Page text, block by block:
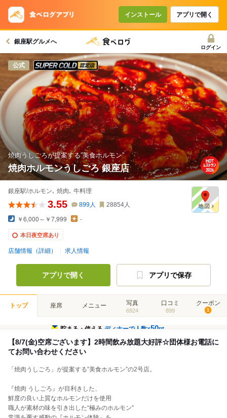
インストール アプリで開く
銀座駅グルメへ
ログイン
公式 スーパードライ SUPER COLD認定店
焼肉うしごろが提案する”美食ホルモン”
焼肉ホルモンうしごろ 銀座店
銀座駅/ホルモン､ 焼肉､ 牛料理
3.55 899人 28854人
￥6,000～￥7,999 -
本日夜空席あり
店舗情報（詳細） 求人情報
アプリで開く アプリで保存
トップ 座席 メニュー 写真
6924
口コミ
899
クーポン
1
貯まる・使えるディナーで人数×50pt
【8/7(金)空席ございます】2時間飲み放題大好評☆団体様お電話に
てお問い合わせください
「焼肉うしごろ」が提案する”美食ホルモン”の2号店。
『焼肉 うしごろ』が目利きした、
鮮度の良い上質なホルモンだけを使用
職人が素材の味を引き出した“極みのホルモン”
コースで使えるクーポン
戻る
クーポンを利用せず予約する